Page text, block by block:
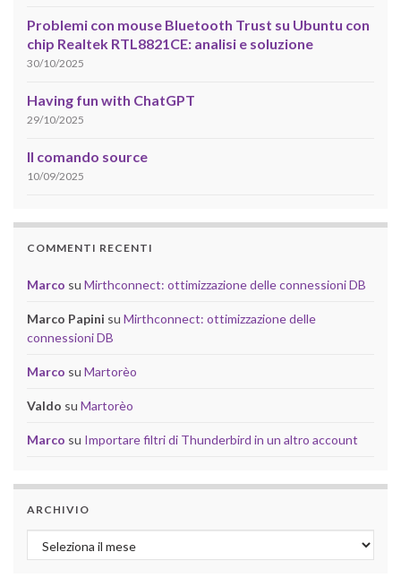
Problemi con mouse Bluetooth Trust su Ubuntu con
chip Realtek RTL8821CE: analisi e soluzione
30/10/2025
Having fun with ChatGPT
29/10/2025
Il comando source
10/09/2025
COMMENTI RECENTI
Marco su Mirthconnect: ottimizzazione delle connessioni DB
Marco Papini su Mirthconnect: ottimizzazione delle
connessioni DB
Marco su Martorèo
Valdo su Martorèo
Marco su Importare filtri di Thunderbird in un altro account
ARCHIVIO
Archivio